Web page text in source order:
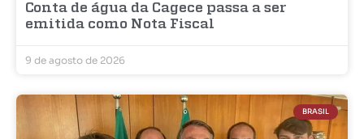
Conta de água da Cagece passa a ser
emitida como Nota Fiscal
9 de agosto de 2026
BRASIL